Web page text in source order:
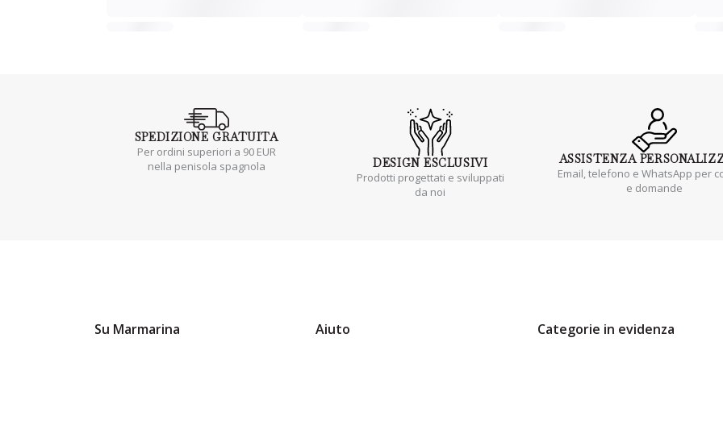
SPEDIZIONEGRATUITA
Per ordini superiori a 90 EUR
nella penisola spagnola
DESIGNESCLUSIVI
Prodotti progettati e sviluppati
da noi
ASSISTENZA
Email, telefono e WhatsApp per
e domande
Su Marmarina Aiuto Categorie in evidenza